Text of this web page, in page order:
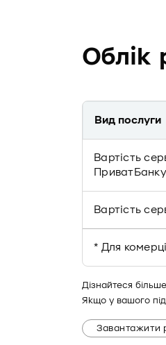
Облік
Вид послуги
Вартість
ПриватБанку
Вартість
* Для
Дізнайтеся
Якщо у вашого
Завантажити